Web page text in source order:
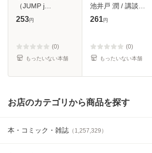
（JUMP j
BOOKS） / 吾峠
ール便送料無料】
253円
(0)
もったいない本舗
池井戸 潤 / 講談社
[文庫]【メール便送
261円
(0)
もったいない本舗
お店のカテゴリから商品を探す
本・コミック・雑誌 （ 1,257,329 ）